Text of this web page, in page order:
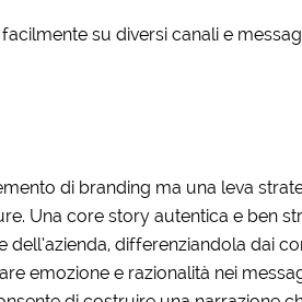
su diversi canali e
di branding ma una leva
Una core story autentica e ben
differenziandola dai
emozione e razionalità nei